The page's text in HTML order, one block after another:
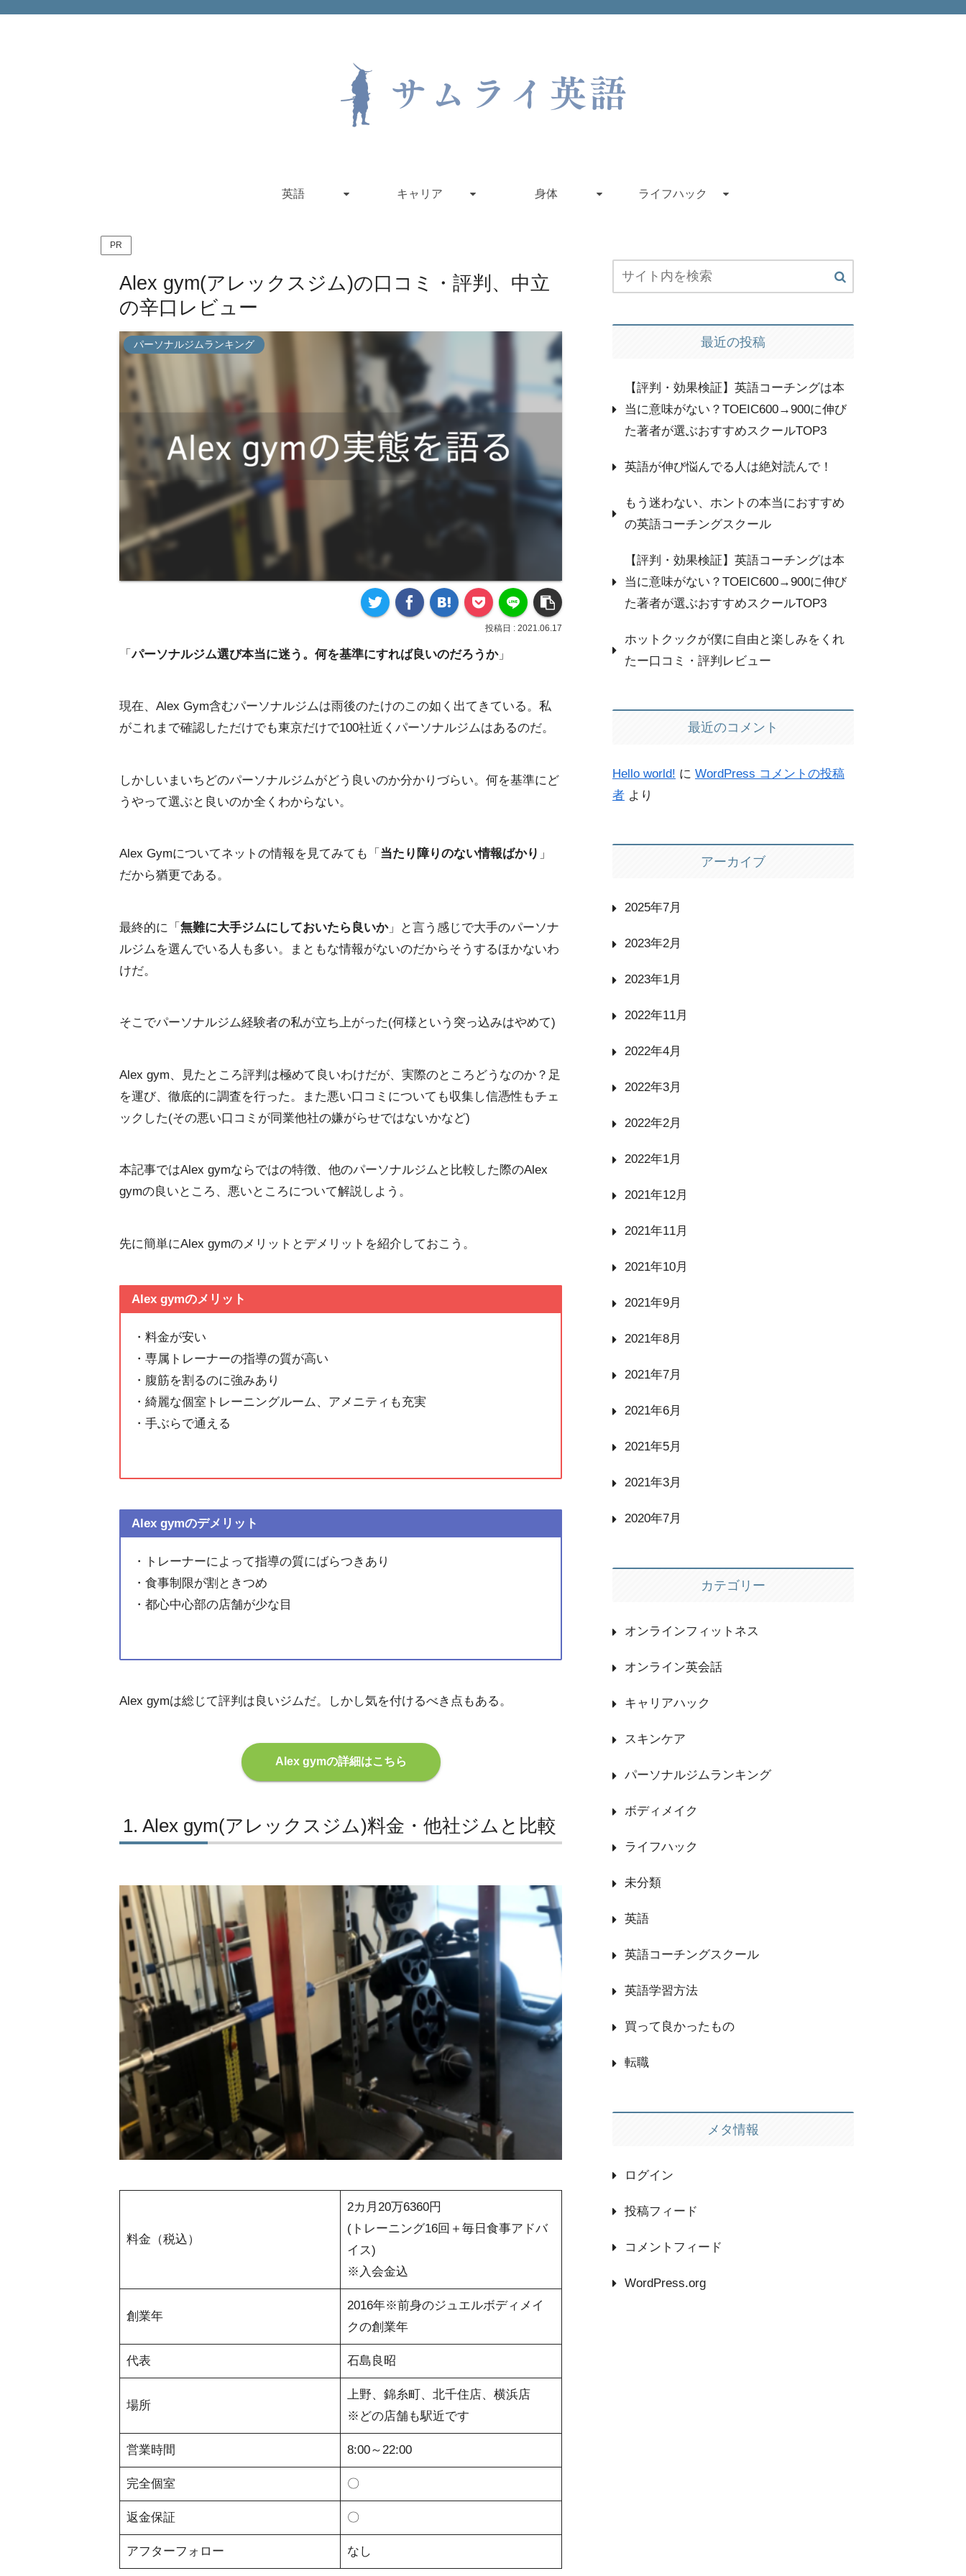
英語 キャリア 身体 ライフハック
PR
Alex gym(アレックスジム)の口コミ・評判、中立
の辛口レビュー
パーソナルジムランキング
2021.06.17
「パーソナルジム選び本当に迷う。何を基準にすれば良いのだろうか」
現在、Alex Gym含むパーソナルジムは雨後のたけのこの如く出てきている。私
がこれまで確認しただけでも東京だけで100社近くパーソナルジムはあるのだ。
しかしいまいちどのパーソナルジムがどう良いのか分かりづらい。何を基準にど
うやって選ぶと良いのか全くわからない。
Alex Gymについてネットの情報を見てみても「 当たり障りのない情報ばかり 」
だから猶更である。
最終的に「 無難に大手ジムにしておいたら良いか」と言う感じで大手のパーソナ
ルジムを選んでいる人も多い。まともな情報がないのだからそうするほかないわ
けだ。
そこでパーソナルジム経験者の私が立ち上がった(何様という突っ込みはやめて)
Alex gym、見たところ評判は極めて良いわけだが、実際のところどうなのか？足
を運び、徹底的に調査を行った。また悪い口コミについても収集し信憑性もチェ
ックした(その悪い口コミが同業他社の嫌がらせではないかなど)
本記事ではAlex gymならではの特徴、他のパーソナルジムと比較した際のAlex
gymの良いところ、悪いところについて解説しよう。
先に簡単にAlex gymのメリットとデメリットを紹介しておこう。
Alex gymのメリット
・料金が安い
・専属トレーナーの指導の質が高い
・腹筋を割るのに強みあり
・綺麗な個室トレーニングルーム、アメニティも充実
・手ぶらで通える
Alex gymのデメリット
・トレーナーによって指導の質にばらつきあり
・食事制限が割ときつめ
・都心中心部の店舗が少な目
Alex gymは総じて評判は良いジムだ。しかし気を付けるべき点もある。
Alex gymの詳細はこちら
Alex gym(アレックスジム)料金・他社ジムと比較
料金（税込）
2カ月20万6360円
(トレーニング16回＋毎日食事アドバ
イス)
※入会金込
創業年
2016年※前身のジュエルボディメイ
クの創業年
代表 石島良昭
場所
上野、錦糸町、北千住店、横浜店
※どの店舗も駅近です
営業時間 8:00～22:00
完全個室 〇
返金保証 〇
アフターフォロー なし
最近の投稿
【評判・効果検証】英語コーチングは本
当に意味がない？TOEIC600→900に伸び
た著者が選ぶおすすめスクールTOP3
英語が伸び悩んでる人は絶対読んで！
もう迷わない、ホントの本当におすすめ
の英語コーチングスクール
【評判・効果検証】英語コーチングは本
当に意味がない？TOEIC600→900に伸び
た著者が選ぶおすすめスクールTOP3
ホットクックが僕に自由と楽しみをくれ
たー口コミ・評判レビュー
最近のコメント
Hello world! に WordPress コメントの投稿
者 より
アーカイブ
2025年7月
2023年2月
2023年1月
2022年11月
2022年4月
2022年3月
2022年2月
2022年1月
2021年12月
2021年11月
2021年10月
2021年9月
2021年8月
2021年7月
2021年6月
2021年5月
2021年3月
2020年7月
カテゴリー
オンラインフィットネス
オンライン英会話
キャリアハック
スキンケア
パーソナルジムランキング
ボディメイク
ライフハック
未分類
英語
英語コーチングスクール
英語学習方法
買って良かったもの
転職
メタ情報
ログイン
投稿フィード
コメントフィード
WordPress.org